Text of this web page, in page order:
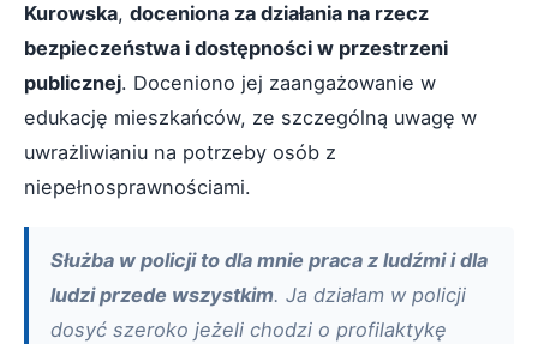
Kurowska, doceniona za działania na rzecz
bezpieczeństwa i dostępności w przestrzeni
publicznej. Doceniono jej zaangażowanie w
edukację mieszkańców, ze szczególną uwagę w
uwrażliwianiu na potrzeby osób z
niepełnosprawnościami.
Służba w policji to dla mnie praca z ludźmi i dla
ludzi przede wszystkim. Ja działam w policji
dosyć szeroko jeżeli chodzi o profilaktykę